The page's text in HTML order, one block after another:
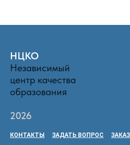
НЦКО
Независимый
центр качества
образования
2026
КОНТАКТЫ ЗАДАТЬ ВОПРОС